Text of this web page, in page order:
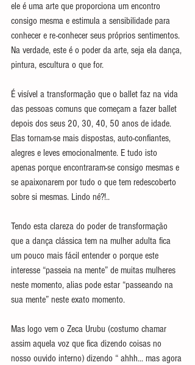
ele é uma arte que proporciona um encontro
consigo mesma e estimula a sensibilidade para
conhecer e re-conhecer seus próprios sentimentos.
Na verdade, este é o poder da arte, seja ela dança,
pintura, escultura o que for.
É visível a transformação que o ballet faz na vida
das pessoas comuns que começam a fazer ballet
depois dos seus 20, 30, 40, 50 anos de idade.
Elas tornam-se mais dispostas, auto-confiantes,
alegres e leves emocionalmente. E tudo isto
apenas porque encontraram-se consigo mesmas e
se apaixonarem por tudo o que tem redescoberto
sobre si mesmas. Lindo né?!..
Tendo esta clareza do poder de transformação
que a dança clássica tem na mulher adulta fica
um pouco mais fácil entender o porque este
interesse “passeia na mente” de muitas mulheres
neste momento, alias pode estar “passeando na
sua mente” neste exato momento.
Mas logo vem o Zeca Urubu (costumo chamar
assim aquela voz que fica dizendo coisas no
nosso ouvido interno) dizendo “ ahhh... mas agora